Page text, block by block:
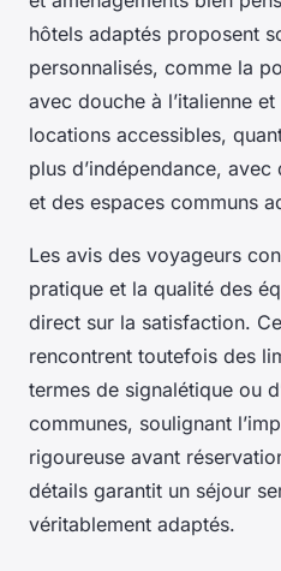
hôtels adaptés proposent
personnalisés, comme la
avec douche à l’italienne
locations accessibles,
plus d’indépendance,
et des espaces communs
Les avis des voyageurs
pratique et la qualité des
direct sur la satisfaction.
rencontrent toutefois des
termes de signalétique ou
communes, soulignant
rigoureuse avant
détails garantit un séjour
véritablement adaptés.